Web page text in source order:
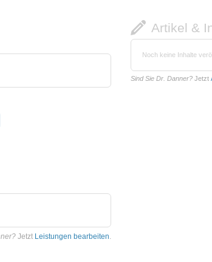
Jetzt Leistungen bearbeiten.
Artikel &
Noch keine Inhalte
Sind Sie Dr. Danner? Jetzt